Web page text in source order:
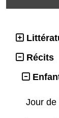
Récits
Jour de